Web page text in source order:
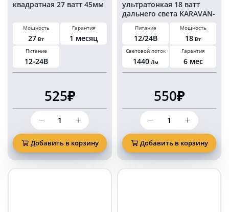
квадратная 27 ватт 45мм
Мощность
27 Вт
Гарантия
1 месяц
Питание
12-24В
525₽
Количество
товара
Светодиодная
фара
квадратная
27
ватт
Добавить в корзину
ультратонкая 18 ватт
дальнего света KARAVAN-
352018Питание
12/24В
Мощность
18 Вт
Световой поток
1440 Лм
Гарантия
6 мес
550₽
Количество
товара
Фара
балка
узкая
ультратонкая
18
Добавить в корзину